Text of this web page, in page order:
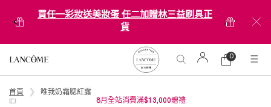
買任一彩妝送美妝蛋 任二加贈林三益刷具正
貨
購
物
0
0 product in
首頁
唯我奶霜腮紅露
8月全站消費滿$13,000贈禮